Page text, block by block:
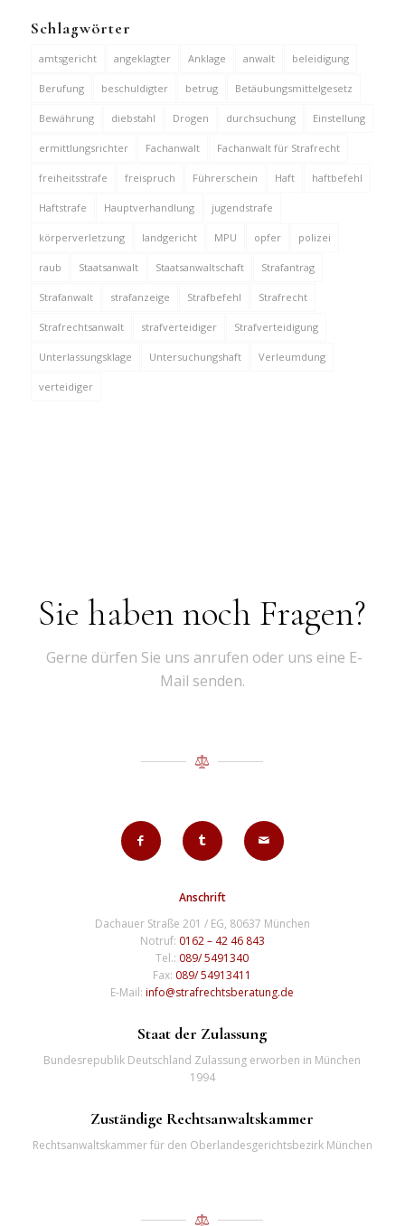
Schlagwörter
amtsgericht angeklagter Anklage anwalt beleidigung
Berufung beschuldigter betrug Betäubungsmittelgesetz
Bewährung diebstahl Drogen durchsuchung Einstellung
ermittlungsrichter Fachanwalt Fachanwalt für Strafrecht
freiheitsstrafe freispruch Führerschein Haft haftbefehl
Haftstrafe Hauptverhandlung jugendstrafe
körperverletzung landgericht MPU opfer polizei
raub Staatsanwalt Staatsanwaltschaft Strafantrag
Strafanwalt strafanzeige Strafbefehl Strafrecht
Strafrechtsanwalt strafverteidiger Strafverteidigung
Unterlassungsklage Untersuchungshaft Verleumdung
verteidiger
Sie haben noch Fragen?
Gerne dürfen Sie uns anrufen oder uns eine E-
Mail senden.
Anschrift
Dachauer Straße 201 / EG, 80637 München
Notruf: 0162 – 42 46 843
Tel.: 089/ 5491340
Fax: 089/ 54913411
E-Mail:info@strafrechtsberatung.de
Staat der Zulassung
Bundesrepublik Deutschland Zulassung erworben in München
1994
Zuständige Rechtsanwaltskammer
Rechtsanwaltskammer für den Oberlandesgerichtsbezirk München